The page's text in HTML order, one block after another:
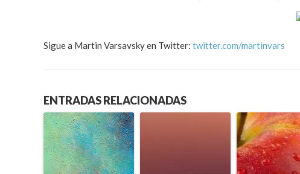
Sigue a Martin Varsavsky en Twitter: twitter.com/martinvars
ENTRADAS RELACIONADAS